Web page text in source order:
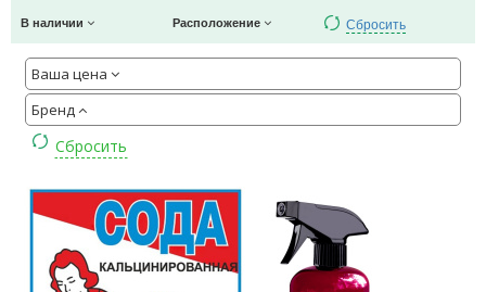
В наличии
Расположение Сбросить
Ваша цена
Бренд